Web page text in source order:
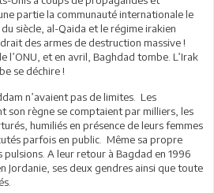
partie la communauté internationale le
siècle, al-Qaida et le régime irakien
des armes de destruction massive !
l’ONU, et en avril, Baghdad tombe. L’Irak
se déchire !
n’avaient pas de limites. Les
son règne se comptaient par milliers, les
humiliés en présence de leurs femmes
parfois en public. Même sa propre
pulsions. A leur retour à Bagdad en 1996
Jordanie, ses deux gendres ainsi que toute